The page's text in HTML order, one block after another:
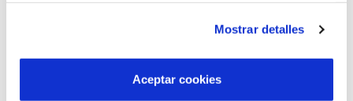
son indispensables para que el sitio web funcione y que
por tanto no se pueden desactivar. Puedes consultar
más información en nuestraPolítica de Cookies
Mostrar detalles
Aceptar cookies